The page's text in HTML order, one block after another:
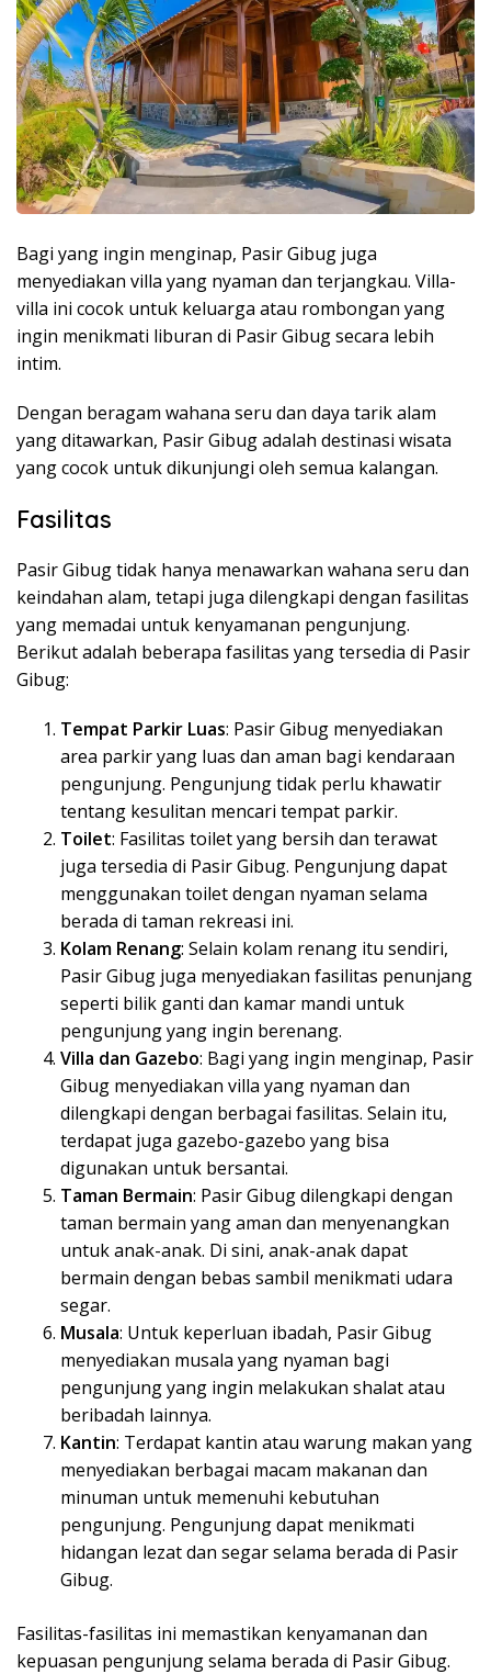
Bagi yang ingin menginap, Pasir Gibug juga
menyediakan villa yang nyaman dan terjangkau. Villa-
villa ini cocok untuk keluarga atau rombongan yang
ingin menikmati liburan di Pasir Gibug secara lebih
intim.
Dengan beragam wahana seru dan daya tarik alam
yang ditawarkan, Pasir Gibug adalah destinasi wisata
yang cocok untuk dikunjungi oleh semua kalangan.
Fasilitas
Pasir Gibug tidak hanya menawarkan wahana seru dan
keindahan alam, tetapi juga dilengkapi dengan fasilitas
yang memadai untuk kenyamanan pengunjung.
Berikut adalah beberapa fasilitas yang tersedia di Pasir
Gibug:
Tempat Parkir Luas: Pasir Gibug menyediakan
area parkir yang luas dan aman bagi kendaraan
pengunjung. Pengunjung tidak perlu khawatir
tentang kesulitan mencari tempat parkir.
Toilet: Fasilitas toilet yang bersih dan terawat
juga tersedia di Pasir Gibug. Pengunjung dapat
menggunakan toilet dengan nyaman selama
berada di taman rekreasi ini.
Kolam Renang: Selain kolam renang itu sendiri,
Pasir Gibug juga menyediakan fasilitas penunjang
seperti bilik ganti dan kamar mandi untuk
pengunjung yang ingin berenang.
Villa dan Gazebo: Bagi yang ingin menginap, Pasir
Gibug menyediakan villa yang nyaman dan
dilengkapi dengan berbagai fasilitas. Selain itu,
terdapat juga gazebo-gazebo yang bisa
digunakan untuk bersantai.
Taman Bermain: Pasir Gibug dilengkapi dengan
taman bermain yang aman dan menyenangkan
untuk anak-anak. Di sini, anak-anak dapat
bermain dengan bebas sambil menikmati udara
segar.
Musala: Untuk keperluan ibadah, Pasir Gibug
menyediakan musala yang nyaman bagi
pengunjung yang ingin melakukan shalat atau
beribadah lainnya.
Kantin: Terdapat kantin atau warung makan yang
menyediakan berbagai macam makanan dan
minuman untuk memenuhi kebutuhan
pengunjung. Pengunjung dapat menikmati
hidangan lezat dan segar selama berada di Pasir
Gibug.
Fasilitas-fasilitas ini memastikan kenyamanan dan
kepuasan pengunjung selama berada di Pasir Gibug.